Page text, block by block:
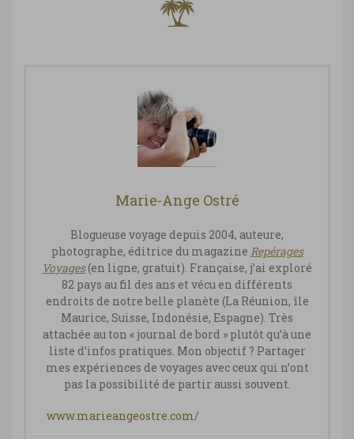
Marie-Ange Ostré
Blogueuse voyage depuis 2004, auteure,
photographe, éditrice du magazine Repérages
Voyages(en ligne, gratuit). Française, j’ai exploré
82 pays au fil des ans et vécu en différents
endroits de notre belle planète (La Réunion, île
Maurice, Suisse, Indonésie, Espagne). Très
attachée au ton « journal de bord » plutôt qu’à une
liste d’infos pratiques. Mon objectif ? Partager
mes expériences de voyages avec ceux qui n’ont
pas la possibilité de partir aussi souvent.
www.marieangeostre.com/